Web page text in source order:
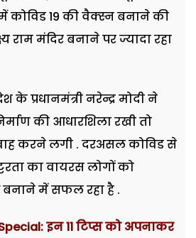
कोविड 19 की वैक्स्न बनाने की
राम मंदिर बनाने पर ज्यादा रहा
प्रधानमंत्री नरेन्द्र मोदी ने
की आधारशिला रखी तो
करने लगी . दरअसल कोविड से
का वायरस लोगों को
बनाने में सफल रहाहै .
इन 11 टिप्स को अपनाकर